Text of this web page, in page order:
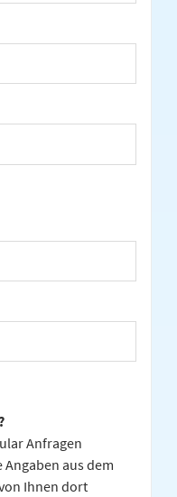
Anfragen
aus dem
Ihnen dort